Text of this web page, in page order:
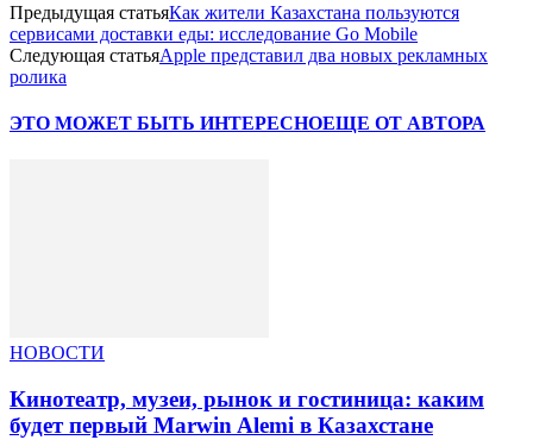
Предыдущая статьяКак жители Казахстана пользуются
сервисами доставки еды: исследование Go Mobile
Следующая статьяApple представил два новых рекламных
ролика
ЭТО МОЖЕТ БЫТЬ ИНТЕРЕСНОЕЩЕ ОТ АВТОРА
НОВОСТИ
Кинотеатр, музеи, рынок и гостиница: каким
будет первый Marwin Alemi в Казахстане